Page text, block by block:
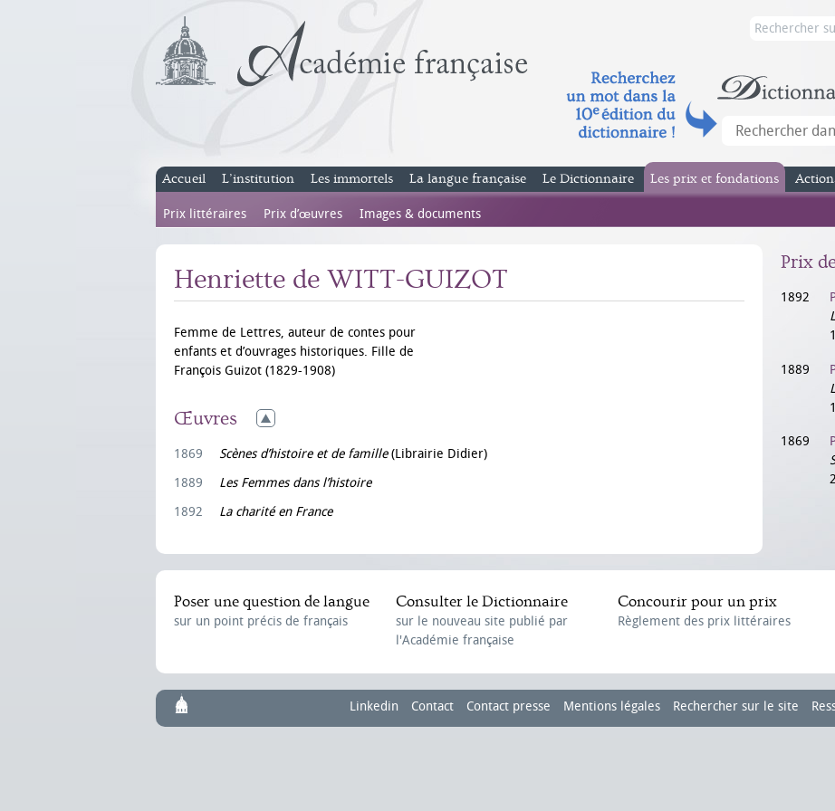
Accueil L’institution Les immortels La langue française Le Dictionnaire Les prix et fondations
Prix littéraires Prix d’œuvres Images & documents
Henriette de WITT-GUIZOT
Femme de Lettres, auteur de contes pour
enfants et d’ouvrages historiques. Fille de
François Guizot (1829-1908)
Œuvres
1869 Scènes d’histoire et de famille(Librairie Didier)
1889
Les Femmes dans l’histoire
1892
La charité en France
Prix
1892
1889
1869
Poser une question de langue
sur un point précis de français
Consulter le Dictionnaire
sur le nouveau site publié par
l'Académie française
Concourir pour un prix
Règlement des prix littéraires
Linkedin Contact Contact presse Mentions légales Rechercher sur le site